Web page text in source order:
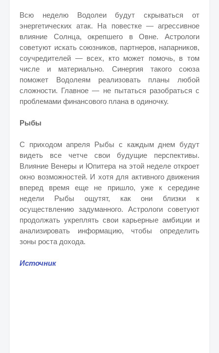
Всю неделю Водолеи будут скрываться от
энергетических атак. На повестке — агрессивное
влияние Солнца, окрепшего в Овне. Астрологи
советуют искать союзников, партнеров, напарников,
соучредителей — всех, кто может помочь, в том
числе и материально. Синергия такого союза
поможет Водолеям реализовать планы любой
сложности. Главное — не пытаться разобраться с
проблемами финансового плана в одиночку.
Рыбы
С приходом апреля Рыбы с каждым днем будут
видеть все четче свои будущие перспективы.
Влияние Венеры и Юпитера на этой неделе откроет
окно возможностей. И хотя для активного движения
вперед время еще не пришло, уже к середине
недели Рыбы ощутят, как они близки к
осуществлению задуманного. Астрологи советуют
продолжать укреплять свои карьерные амбиции и
анализировать информацию, чтобы определить
зоны роста дохода.
Источник